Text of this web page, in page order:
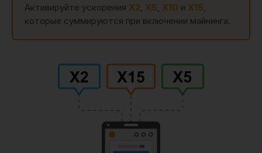
Активируйте ускорения X2 X5 X10 и X15
которые суммируются при включении майнинга.